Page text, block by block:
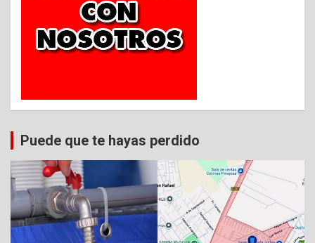
Puede que te hayas perdido